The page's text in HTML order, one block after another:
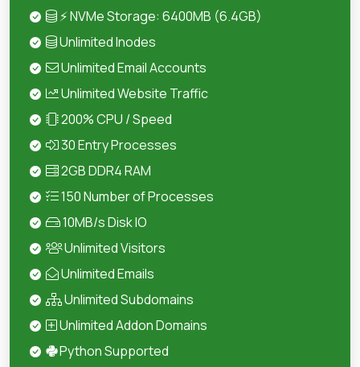
⚡ NVMe Storage: 6400MB (6.4GB)
Unlimited Inodes
Unlimited Email Accounts
Unlimited Website Traffic
200% CPU / Speed
30 Entry Processes
2GB DDR4 RAM
150 Number of Processes
10MB/s Disk IO
Unlimited Visitors
Unlimited Emails
Unlimited Subdomains
Unlimited Addon Domains
Python Supported